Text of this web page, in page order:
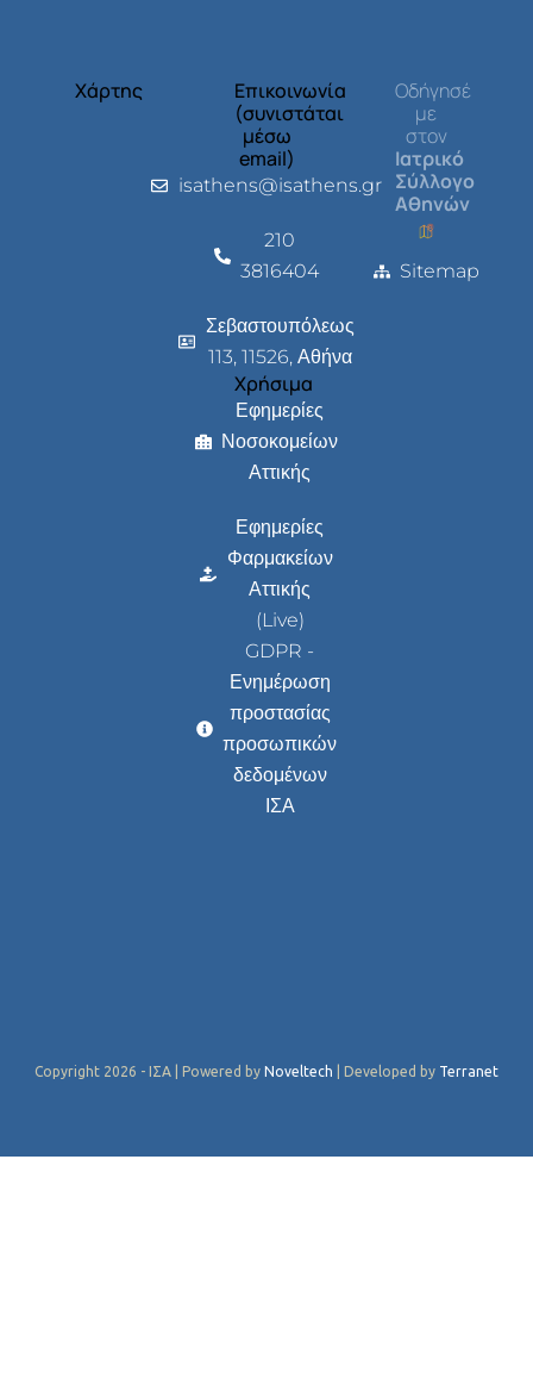
Χάρτης
Επικοινωνία
(συνιστάται
μέσω
email)
isathens@isathens.gr
210
3816404
Σεβαστουπόλεως
113, 11526, Αθήνα
Χρήσιμα
Εφημερίες
Νοσοκομείων
Αττικής
Εφημερίες
Φαρμακείων
Αττικής
(Live)
GDPR -
Ενημέρωση
προστασίας
προσωπικών
δεδομένων
ΙΣΑ
Οδήγησέ
με
στον
Ιατρικό
Σύλλογο
Αθηνών
Sitemap
Copyright 2026 - ΙΣΑ | Powered by Noveltech | Developed by Terranet